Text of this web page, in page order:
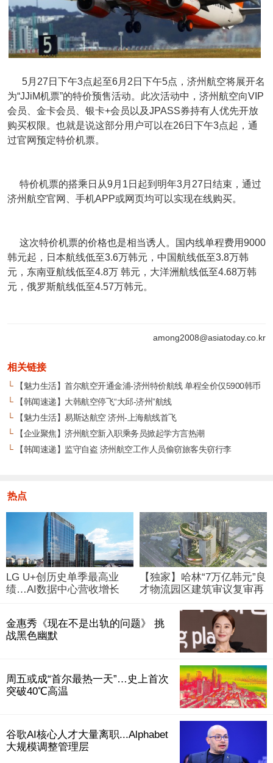
5月27日下午3点起至6月2日下午5点，济州航空将展开名
为“JJiM机票”的特价预售活动。此次活动中，济州航空向VIP
会员、金卡会员、银卡+会员以及JPASS券持有人优先开放
购买权限。也就是说这部分用户可以在26日下午3点起，通
过官网预定特价机票。
特价机票的搭乘日从9月1日起到明年3月27日结束，通过
济州航空官网、手机APP或网页均可以实现在线购买。
这次特价机票的价格也是相当诱人。国内线单程费用9000
韩元起，日本航线低至3.6万韩元，中国航线低至3.8万韩
元，东南亚航线低至4.8万 韩元，大洋洲航线低至4.68万韩
元，俄罗斯航线低至4.57万韩元。
among2008@asiatoday.co.kr
相关链接
└【魅力生活】首尔航空开通金浦-济州特价航线 单程全价仅5900韩币
└【韩闻速递】大韩航空停飞“大邱-济州”航线
└【魅力生活】易斯达航空 济州-上海航线首飞
└【企业聚焦】济州航空新入职乘务员掀起学方言热潮
└【韩闻速递】监守自盗 济州航空工作人员偷窃旅客失窃行李
热点
LG U+创历史单季最高业
绩…AI数据中心营收增长
【独家】哈林“7万亿韩元”良
才物流园区建筑审议复审再
金惠秀《现在不是出轨的问题》 挑
战黑色幽默
周五或成“首尔最热一天”…史上首次
突破40℃高温
谷歌AI核心人才大量离职...Alphabet
大规模调整管理层